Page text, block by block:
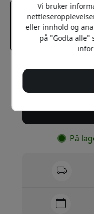
4
På
Vi bruker
eller innhold og
på "Godta alle"